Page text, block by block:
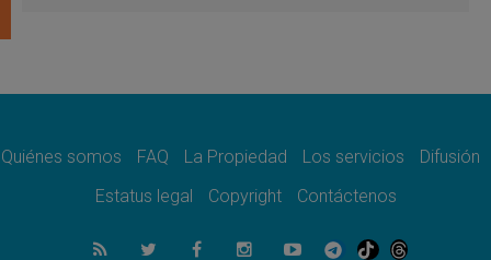
08.08.2026
08.08.2026
del Buen Consejo de Genazzano
Filipinas: el Vicariato Apostólico de Calapán
Quiénes somos FAQ La Propiedad Los servicios
Difusión
Estatus legal
Copyright Contáctenos